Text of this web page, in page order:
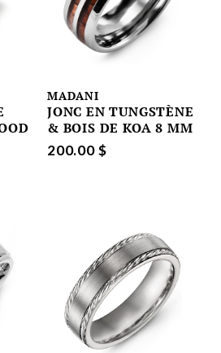
MADANI
JONC EN TUNGSTÈNE
& BOIS DE KOA 8 MM
200.00 $